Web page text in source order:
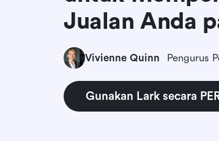
Jualan Anda
Vivienne Quinn Pengurus
Gunakan Lark secara